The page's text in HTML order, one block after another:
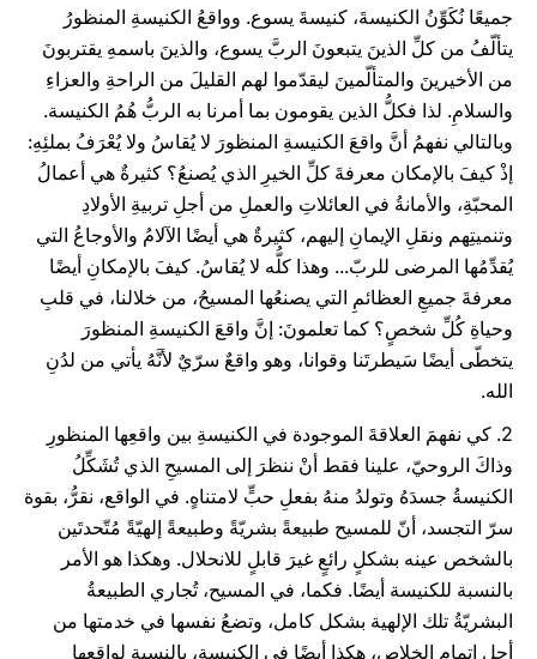
جميعًا نُكَوِّنُ الكنيسةَ، كنيسةَ يسوع. وواقعُ الكنيسةِ المنظورُ
يتألّفُ من كلِّ الذينَ يتبعونَ الربَّ يسوع، والذينَ باسمهِ يقتربونَ
من الأخيرينَ والمتألّمينَ ليقدّموا لهم القليلَ من الراحةِ والعزاءِ
والسلامِ. لذا فكلُّ الذين يقومون بما أمرنا به الربُّ هُمُ الكنيسة.
وبالتالي نفهمُ أنَّ واقعَ الكنيسةِ المنظورَ لا يُقاسُ ولا يُعْرَفُ بملئِهِ:
إذْ كيفَ بالإمكان معرفةَ كلِّ الخيرِ الذي يُصنعُ؟ كثيرةٌ هي أعمالُ
المحبّةِ، والأمانةُ في العائلاتِ والعملِ من أجلِ تربيةِ الأولادِ
وتنميتِهم ونقلِ الإيمانِ إليهم، كثيرةٌ هي أيضًا الآلامُ والأوجاعُ التي
يُقدِّمُها المرضى للربّ... وهذا كلُّه لا يُقاسُ. كيفَ بالإمكانِ أيضًا
معرفةَ جميعِ العظائمِ التي يصنعُها المسيحُ، من خلالنا، في قلبِ
وحياةِ كُلِّ شخصٍ؟ كما تعلمونَ: إنَّ واقعَ الكنيسةِ المنظورَ
يتخطّى أيضًا سَيطرتَنا وقوانا، وهو واقعٌ سرّيٌ لأنَّهُ يأتي من لدُنِ
الله.
2. كي نفهمَ العلاقةَ الموجودة في الكنيسةِ بين واقعِها المنظورِ
وذاكَ الروحيّ، علينا فقط أنْ ننظرَ إلى المسيحِ الذي تُشَكِّلُ
الكنيسةُ جسدَهُ وتولدُ منهُ بفعلِ حبٍّ لامتناهٍ. في الواقع، نقرُّ، بقوة
سرّ التجسد، أنّ للمسيح طبيعةً بشريّةً وطبيعةً إلهيّةً مُتّحدتَين
بالشخص عينه بشكلٍ رائعٍ غيرَ قابلٍ للانحلال. وهكذا هو الأمر
بالنسبة للكنيسة أيضًا. فكما، في المسيح، تُجاري الطبيعةُ
البشريّةُ تلك الإلهية بشكل كامل، وتضعُ نفسها في خدمتها من
أجلِ إتمامِ الخلاصِ، هكذا أيضًا في الكنيسة، بالنسبةِ لواقعها